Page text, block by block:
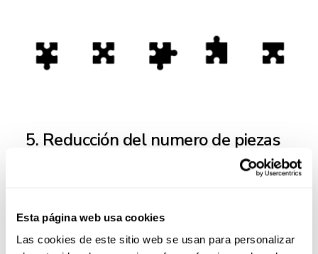
Esta página web usa cookies
Las cookies de este sitio web se usan para personalizar
5. Reducción del numero de piezas
fabricación y ensamblaje. Además, esto reduce el
riesgo de errores durante el montaje y simplifica